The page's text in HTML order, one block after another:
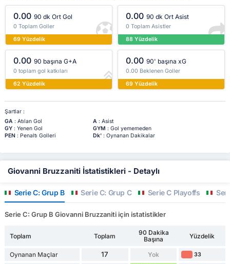
0.00 90 dk Ort Gol
0 Toplam Goller
69 Yüzdelik
0.00 90 dk Ort Asist
0 Toplam Asistler
88 Yüzdelik
0.00 90 başına G+A
0 toplam gol katkıları
62 Yüzdelik
0.00 90' başına xG
0.00 Beklenen Goller
69 Yüzdelik
Şartlar :
GA: Atılan Gol A: Asist
GY: Yenen Gol GYM : Gol yememeden
PEN : Penaltı Golleri Dk': Oynanan Dakikalar
Giovanni Bruzzaniti İstatistikleri - Detaylı
Serie C: Grup B Serie C: Grup C Serie C Playoffs
Serie C: Grup B Giovanni Bruzzaniti için istatistikler
Toplam Toplam
90 Dakika
Başına
Yüzdelik
Oynanan Maçlar 17 Yok 33